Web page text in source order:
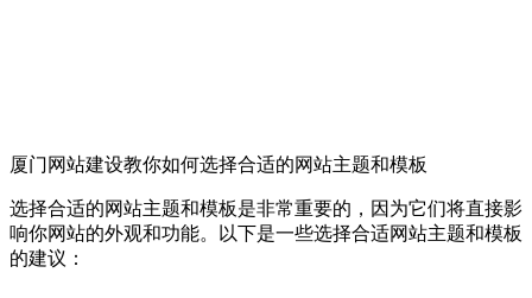
厦门网站建设教你如何选择合适的网站主题和模板
选择合适的网站主题和模板是非常重要的，因为它们将直接影
响你网站的外观和功能。以下是一些选择合适网站主题和模板
的建议：